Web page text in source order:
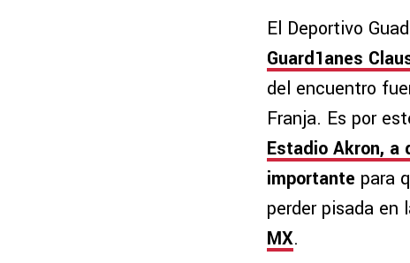
El Deportivo
Guard1anes
del encuentro
Franja. Es por
Estadio Akron, a
importante para
perder pisada en
MX.